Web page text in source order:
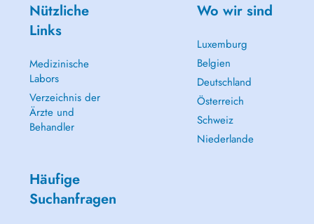
Nützliche
Links
Medizinische
Labors
Verzeichnis der
Ärzte und
Behandler
Wo wir sind
Luxemburg
Belgien
Deutschland
Österreich
Schweiz
Niederlande
Häufige
Suchanfragen